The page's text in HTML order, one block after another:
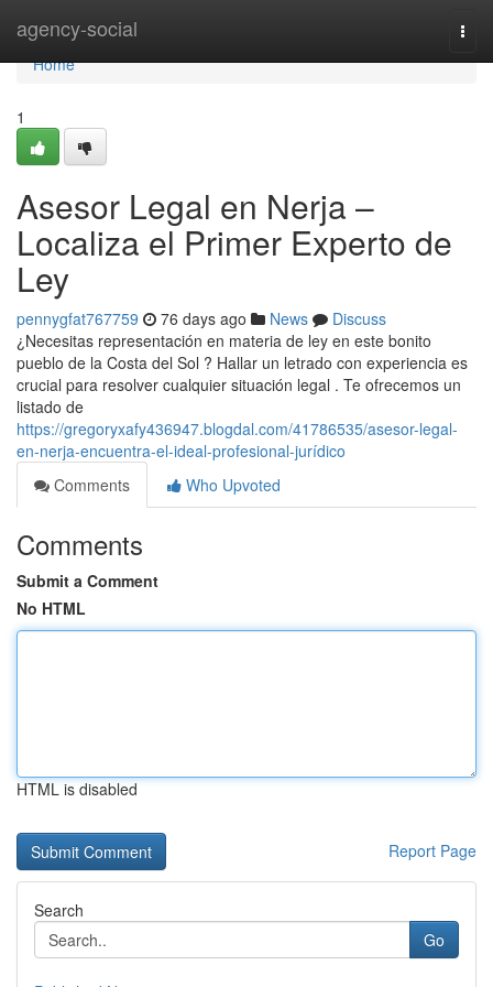
agency-social
Home
Home
1
Asesor Legal en Nerja –
Localiza el Primer Experto de
Ley
pennygfat767759 76 days ago News
Discuss
¿Necesitas representación en materia de ley en este bonito
pueblo de la Costa del Sol ? Hallar un letrado con experiencia es
crucial para resolver cualquier situación legal . Te ofrecemos un
listado de
https://gregoryxafy436947.blogdal.com/41786535/asesor-legal-
en-nerja-encuentra-el-ideal-profesional-jurídico
Comments
Who Upvoted
Comments
Submit a Comment
No HTML
HTML is disabled
Report Page
Search
Go